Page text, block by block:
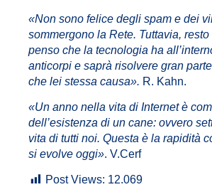
«Non sono felice degli spam e dei
sommergono la Rete. Tuttavia,
penso che la tecnologia ha
anticorpi e saprà risolvere gran
che lei stessa causa». R. Kahn.
«Un anno nella vita di Internet è
dell’esistenza di un cane: ovvero
vita di tutti noi. Questa è la rapidità
si evolve oggi». V.Cerf
Post Views: 12.069